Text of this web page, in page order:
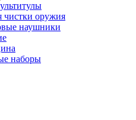
чистки оружия
наушники
наборы